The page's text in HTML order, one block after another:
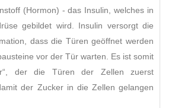
(Hormon) - das Insulin, welches in
gebildet wird. Insulin versorgt die
dass die Türen geöffnet werden
vor der Tür warten. Es ist somit
der die Türen der Zellen zuerst
der Zucker in die Zellen gelangen